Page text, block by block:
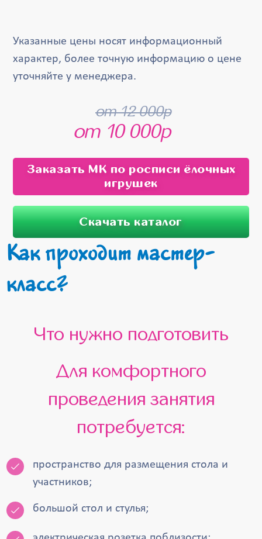
Указанные цены носят информационный
характер, более точную информацию о цене
уточняйте у менеджера.
от 12 000р
от 10 000р
Заказать МК по росписи ёлочных
игрушек
Скачать каталог
Как проходит мастер-
класс?
Что нужно подготовить
Для комфортного
проведения занятия
потребуется:
пространство для размещения стола и
участников;
большой стол и стулья;